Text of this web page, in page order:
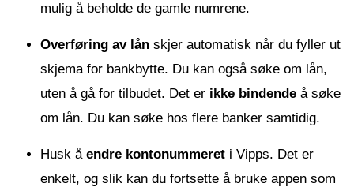
mulig å beholde de gamle numrene.
Overføring av lån skjer automatisk når du fyller ut
skjema for bankbytte. Du kan også søke om lån,
uten å gå for tilbudet. Det er ikke bindende å søke
om lån. Du kan søke hos flere banker samtidig.
Husk å endre kontonummeret i Vipps. Det er
enkelt, og slik kan du fortsette å bruke appen som